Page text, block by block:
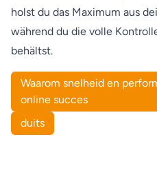
holst du das Maximum aus
während du die volle
behältst.
Waarom snelheid en
online succes
duits